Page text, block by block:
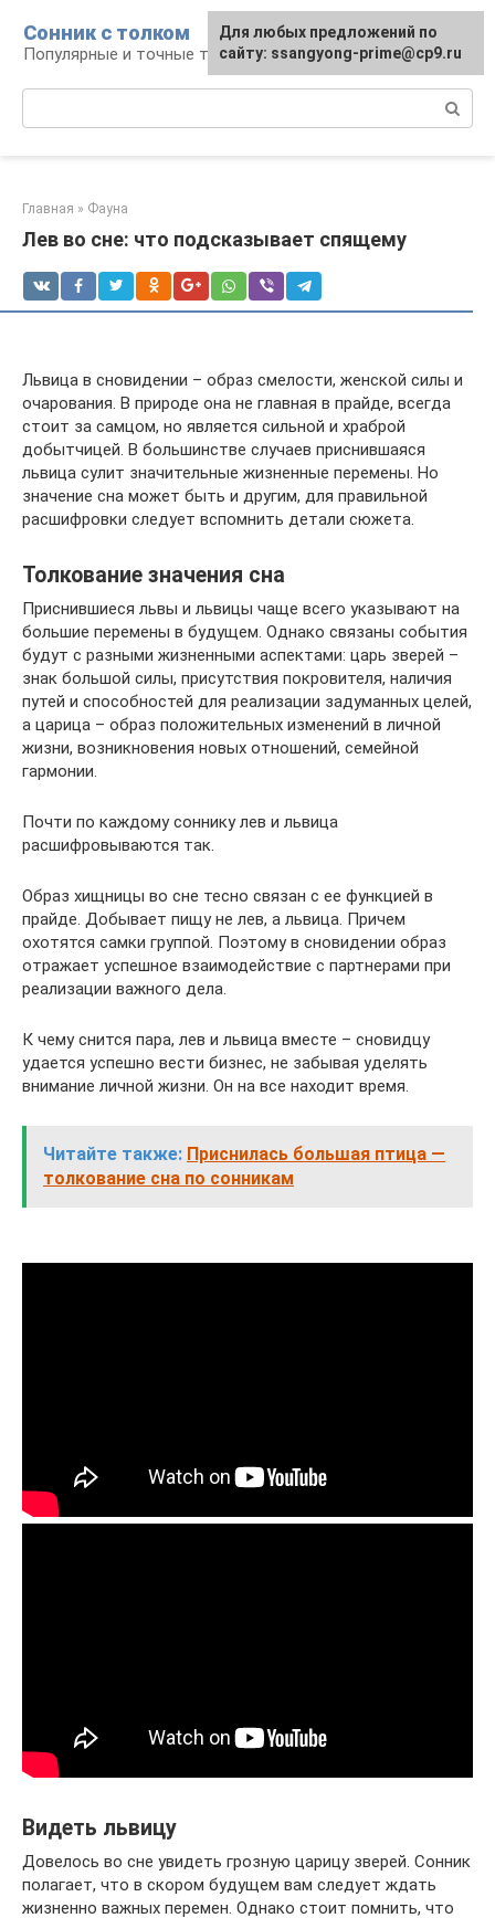
контенту
Сонник с толком
Популярные и точные толкования снов
Главная » Фауна
Лев во сне: что подсказывает спящему
Львица в сновидении – образ смелости, женской силы и
очарования. В природе она не главная в прайде, всегда
стоит за самцом, но является сильной и храброй
добытчицей. В большинстве случаев приснившаяся
львица сулит значительные жизненные перемены. Но
значение сна может быть и другим, для правильной
расшифровки следует вспомнить детали сюжета.
Толкование значения сна
Приснившиеся львы и львицы чаще всего указывают на
большие перемены в будущем. Однако связаны события
будут с разными жизненными аспектами: царь зверей –
знак большой силы, присутствия покровителя, наличия
путей и способностей для реализации задуманных целей,
а царица – образ положительных изменений в личной
жизни, возникновения новых отношений, семейной
гармонии.
Почти по каждому соннику лев и львица
расшифровываются так.
Образ хищницы во сне тесно связан с ее функцией в
прайде. Добывает пищу не лев, а львица. Причем
охотятся самки группой. Поэтому в сновидении образ
отражает успешное взаимодействие с партнерами при
реализации важного дела.
К чему снится пара, лев и львица вместе – сновидцу
удается успешно вести бизнес, не забывая уделять
внимание личной жизни. Он на все находит время.
Читайте также: Приснилась большая птица —
толкование сна по сонникам
Видеть львицу
Довелось во сне увидеть грозную царицу зверей. Сонник
полагает, что в скором будущем вам следует ждать
жизненно важных перемен. Однако стоит помнить, что
Для любых предложений по
сайту: ssangyong-prime@cp9.ru